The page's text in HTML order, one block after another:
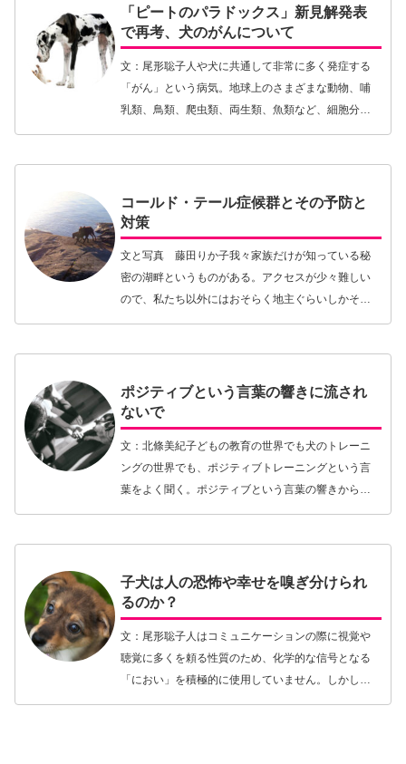
「ピートのパラドックス」新見解発表
で再考、犬のがんについて
文：尾形聡子人や犬に共通して非常に多く発症する
「がん」という病気。地球上のさまざまな動物、哺
乳類、鳥類、爬虫類、両生類、魚類など、細胞分裂
コールド・テール症候群とその予防と
対策
文と写真 藤田りか子我々家族だけが知っている秘
密の湖畔というものがある。アクセスが少々難しい
ので、私たち以外にはおそらく地主ぐらいしかそこ
を知らないだろう。夏の夕暮れなど、貸切状態の湖
ポジティブという言葉の響きに流され
ないで
文：北條美紀子どもの教育の世界でも犬のトレーニ
ングの世界でも、ポジティブトレーニングという言
葉をよく聞く。ポジティブという言葉の響きから
「ほめて伸ばす」「体罰不要」などとイメージされ
子犬は人の恐怖や幸せを嗅ぎ分けられ
るのか？
文：尾形聡子人はコミュニケーションの際に視覚や
聴覚に多くを頼る性質のため、化学的な信号となる
「におい」を積極的に使用していません。しかし、
においによるコミュニケーションは動物のみならず